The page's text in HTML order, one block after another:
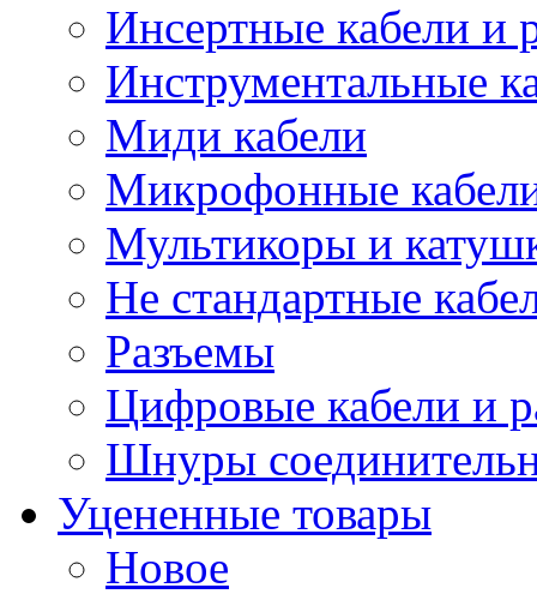
Инсертные кабели и
Инструментальные
Миди кабели
Микрофонные
Мультикоры и
Не стандартные
Разъемы
Цифровые кабели и
Шнуры
Уцененные товары
Новое